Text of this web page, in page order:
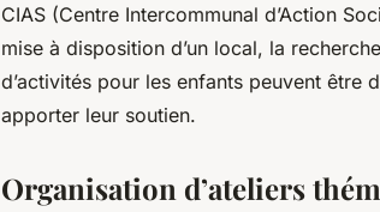
CIAS (Centre Intercommunal d’Action
mise à disposition d’un local, la
d’activités pour les enfants peuvent être
apporter leur soutien.
Organisation d’ateliers